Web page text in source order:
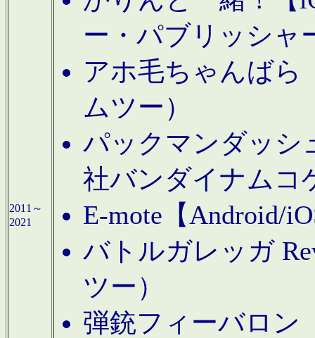
2011～
2021
ー・パブリッシャ
アホ毛ちゃんばら
ムツー）
パックマンダッシ
社バンダイナムコ
E-mote【Android/
バトルガレッガ
ツー）
弾銃フィーバロン